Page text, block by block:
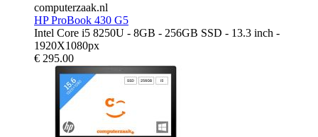
computerzaak.nl
HP ProBook 430 G5
Intel Core i5 8250U - 8GB - 256GB SSD - 13.3 inch -
1920X1080px
€ 295.00